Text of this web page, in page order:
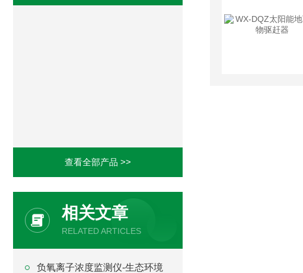
查看全部产品 >>
相关文章
RELATED ARTICLES
负氧离子浓度监测仪-生态环境